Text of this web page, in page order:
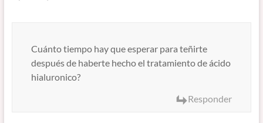
Cuánto tiempo hay que esperar para teñirte
después de haberte hecho el tratamiento de ácido
hialuronico?
Responder